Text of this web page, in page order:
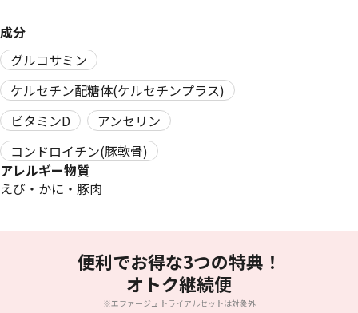
成分
グルコサミン
ケルセチン配糖体(ケルセチンプラス)
ビタミンD
アンセリン
コンドロイチン(豚軟骨)
アレルギー物質
えび・かに・豚肉
便利でお得な3つの特典！
オトク継続便
※エファージュ トライアルセットは対象外